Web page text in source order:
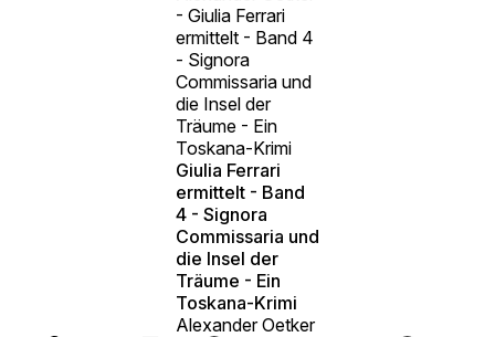
- Giulia Ferrari
ermittelt - Band 4
- Signora
Commissaria und
die Insel der
Träume - Ein
Toskana-Krimi
Giulia Ferrari
ermittelt - Band
4 - Signora
Commissaria und
die Insel der
Träume - Ein
Toskana-Krimi
Alexander Oetker